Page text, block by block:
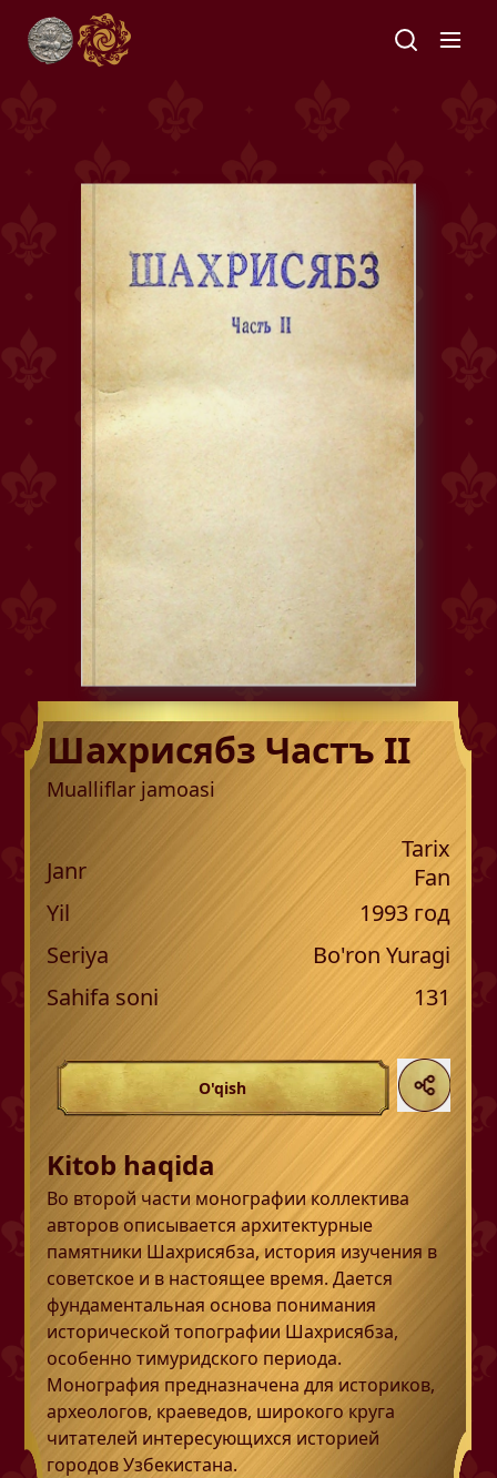
Шахрисябз Частъ II
Mualliflar jamoasi
Janr
Tarix
Fan
Yil
1993год
Seriya
Bo'ron Yuragi
Sahifa soni
131
O'qish
Kitob haqida
Во второй части монографии коллектива
авторов описывается архитектурные
памятники Шахрисябза, история изучения в
советское и в настоящее время. Дается
фундаментальная основа понимания
исторической топографии Шахрисябза,
особенно тимуридского периода.
Монография предназначена для историков,
археологов, краеведов, широкого круга
читателей интересующихся историей
городов Узбекистана.